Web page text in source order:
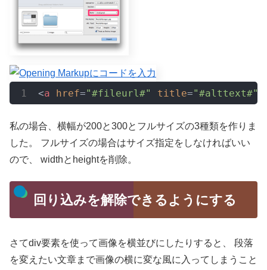
<a href="#fileurl#" title="#alttext#"
私の場合、横幅が200と300とフルサイズの3種類を作りま
した。
フルサイズの場合はサイズ指定をしなければいい
ので、
widthとheightを削除。
回り込みを解除できるようにする
さてdiv要素を使って画像を横並びにしたりすると、
段落
を変えたい文章まで画像の横に変な風に入ってしまうこと